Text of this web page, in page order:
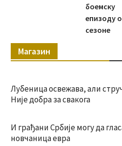
боемску
епизоду
сезоне
Магазин
Лубеница освежава, али
Није добра за свакога
И грађани Србије могу да
новчаница евра